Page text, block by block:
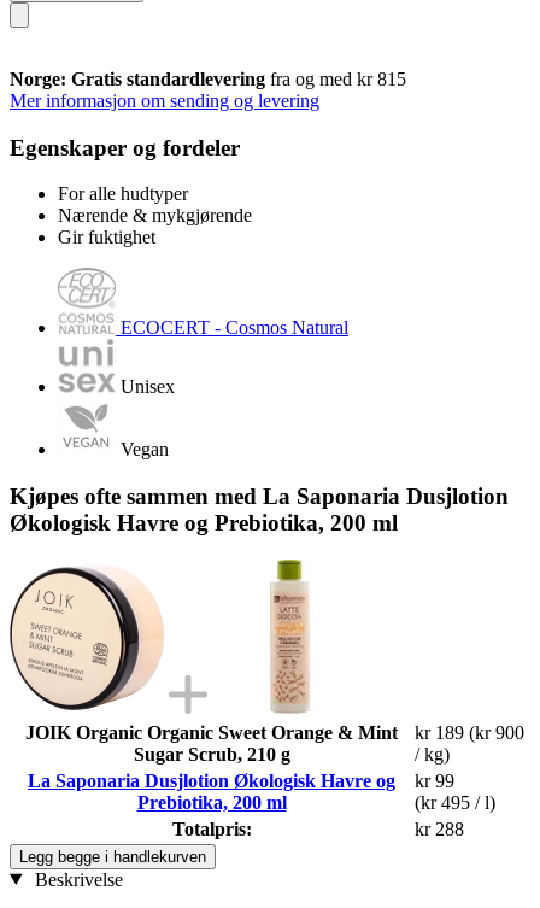
Norge: Gratis standardlevering fra og med kr 815
Mer informasjon om sending og levering
Egenskaper og fordeler
For alle hudtyper
Nærende & mykgjørende
Gir fuktighet
ECOCERT - Cosmos Natural
Unisex
Vegan
Kjøpes ofte sammen med La Saponaria Dusjlotion
Økologisk Havre og Prebiotika, 200 ml
JOIK Organic Organic Sweet Orange & Mint
Sugar Scrub, 210 g
kr 189 (kr 900
/ kg)
La Saponaria Dusjlotion Økologisk Havre og
Prebiotika, 200 ml
kr 99
(kr 495 / l)
Totalpris:
kr 288
Legg begge i handlekurven
Beskrivelse